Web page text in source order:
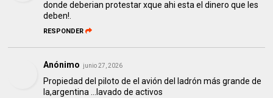
donde deberian protestar xque ahi esta el dinero que les
deben!.
RESPONDER
Anónimo junio 27, 2026
Propiedad del piloto de el avión del ladrón más grande de
la,argentina ...lavado de activos